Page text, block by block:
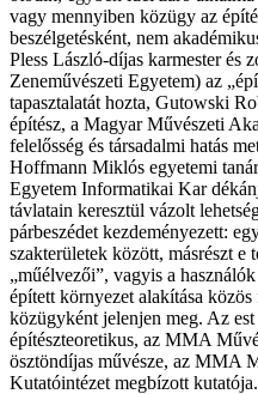
vagy mennyiben közügy az
beszélgetésként, nem
Pless László-díjas karmester és
Zeneművészeti Egyetem) az
tapasztalatát hozta, Gutowski
építész, a Magyar Művészeti
felelősség és társadalmi hatás
Hoffmann Miklós egyetemi
Egyetem Informatikai Kar
távlatain keresztül vázolt
párbeszédet kezdeményezett:
szakterületek között, másrészt e
„műélvezői”, vagyis a
épített környezet alakítása
közügyként jelenjen meg. Az
építészteoretikus, az MMA
ösztöndíjas művésze, az MMA
Kutatóintézet megbízott kutatója.